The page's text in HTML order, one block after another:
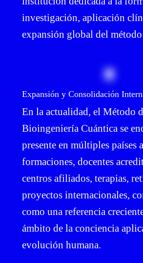
investigación, aplicación
expansión global del
Expansión y Consolidación
En la actualidad, el Método
Bioingeniería Cuántica se
presente en múltiples países
formaciones, docentes
centros afiliados, terapias,
proyectos internacionales,
como una referencia
ámbito de la conciencia
evolución humana.